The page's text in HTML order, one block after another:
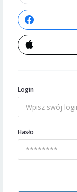
Login
Hasło